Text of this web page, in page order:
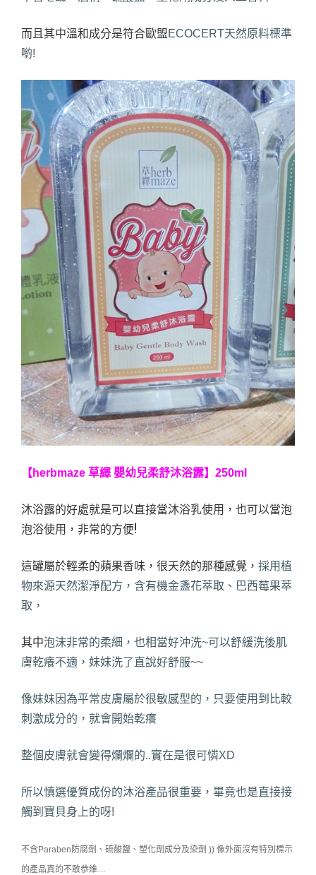
而且其中溫和成分是符合歐盟ECOCERT天然原料標準
喲!
【herbmaze 草繹 嬰幼兒柔舒沐浴露】250ml
沐浴露的好處就是可以直接當沐浴乳使用，也可以當泡
泡浴使用，非常的方便!
這罐屬於輕柔的蘋果香味，很天然的那種感覺， 採用植
物來源天然潔淨配方，含有機金盞花萃取、巴西莓果萃
取，
其中泡沫非常的柔細，也相當好沖洗~可以舒緩洗後肌
膚乾癢不適，妹妹洗了直說好舒服~~
像妹妹因為平常皮膚屬於很敏感型的，只要使用到比較
刺激成分的，就會開始乾癢
整個皮膚就會變得爛爛的..實在是很可憐XD
所以慎選優質成份的沐浴產品很重要，畢竟也是直接接
觸到寶貝身上的呀!
不含Paraben防腐劑、硫酸鹽、塑化劑成分及染劑 )) 像外面沒有特別標示
的產品真的不敢恭維…